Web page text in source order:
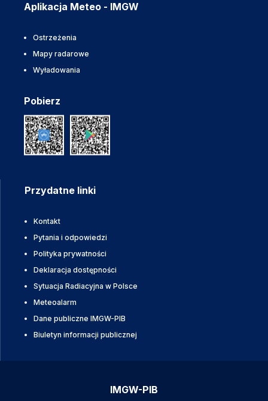
Aplikacja Meteo - IMGW
Ostrzeżenia
Mapy radarowe
Wyładowania
Pobierz
Przydatne linki
Kontakt
Pytania i odpowiedzi
Polityka prywatności
Deklaracja dostępności
Sytuacja Radiacyjna w Polsce
Meteoalarm
Dane publiczne IMGW-PIB
Biuletyn informacji publicznej
IMGW-PIB